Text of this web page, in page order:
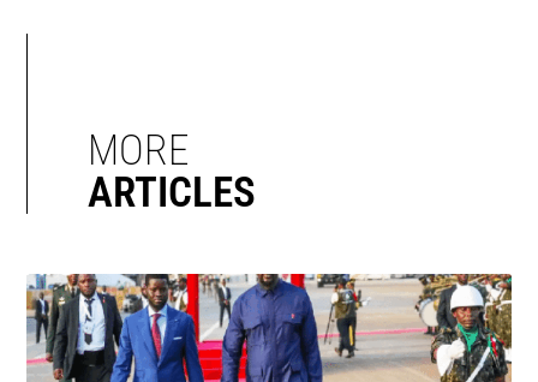
MORE
ARTICLES